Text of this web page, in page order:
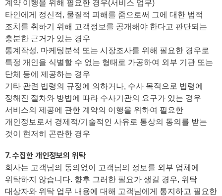
계약 이행을 위해 필요한 경우(서비스 업무)
타인에게 정신적, 물질적 피해를 줌으로써 그에 대한 법적
조치를 취하기 위해 고객정보를 공개해야 한다고 판단되는
충분한 근거가 있는 경우
통계작성, 마케팅분석 또는 시장조사를 위해 필요한 경우로
특정 개인을 식별할 수 없는 형태로 가공하여 외부 기관 또는
단체 등에 제공하는 경우
기타 관련 법령의 규정에 의하거나, 수사 목적으로 법령에
정해진 절차와 방법에 따라 수사기관의 요구가 있는 경우
서비스의 제공에 관한 계약의 이행을 위하여 필요한
개인정보로서 경제적/기술적인 사유로 통상의 동의를 받는
것이 현저히 곤란한 경우
7. 수집한 개인정보의 위탁
회사는 고객님의 동의없이 고객님의 정보를 외부 업체에
위탁하지 않습니다. 향후 그러한 필요가 생길 경우, 위탁
대상자와 위탁 업무 내용에 대해 고객님에게 통지하고 필요한